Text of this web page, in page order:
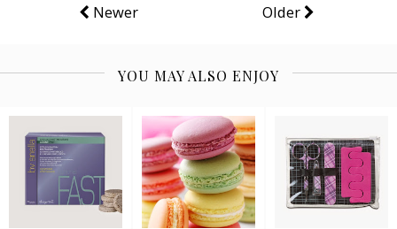
Newer Older
YOU MAY ALSO ENJOY